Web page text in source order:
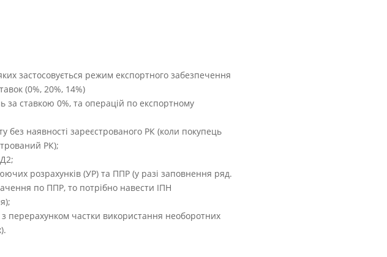
застосовується режим експортного забезпечення
(0%, 20%, 14%)
за ставкою 0%, та операцій по експортному
без наявності зареєстрованого РК (коли покупець
РК);
розрахунків (УР) та ППР (у разі заповнення ряд.
по ППР, то потрібно навести ІПН
перерахунком частки використання необоротних